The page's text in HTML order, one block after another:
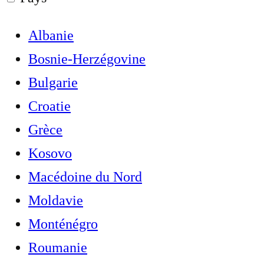
Albanie
Bosnie-Herzégovine
Bulgarie
Croatie
Grèce
Kosovo
Macédoine du Nord
Moldavie
Monténégro
Roumanie